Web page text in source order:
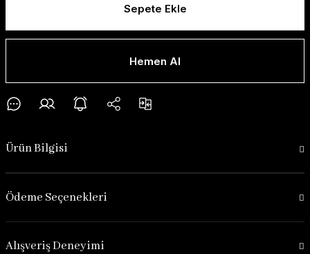
Sepete Ekle
Hemen Al
Ürün Bilgisi
Ödeme Seçenekleri
Alışveriş Deneyimi